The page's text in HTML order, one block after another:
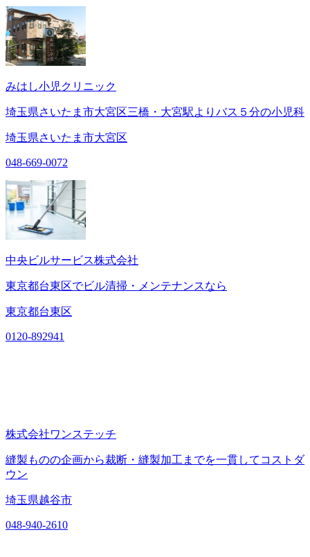
みはし小児クリニック
埼玉県さいたま市大宮区三橋・大宮駅よりバス５分の小児科
埼玉県さいたま市大宮区
048-669-0072
中央ビルサービス株式会社
東京都台東区でビル清掃・メンテナンスなら
東京都台東区
0120-892941
株式会社ワンステッチ
縫製ものの企画から裁断・縫製加工までを一貫してコストダ
ウン
埼玉県越谷市
048-940-2610